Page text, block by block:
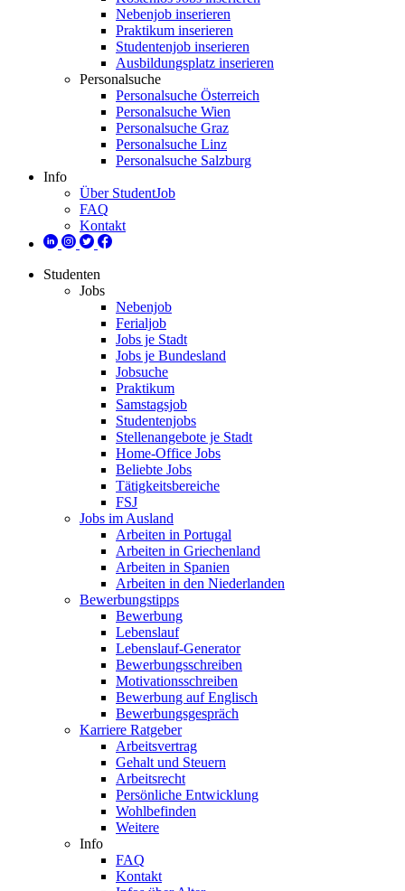
Nebenjob inserieren
Praktikum inserieren
Studentenjob inserieren
Ausbildungsplatz inserieren
Personalsuche
Personalsuche Österreich
Personalsuche Wien
Personalsuche Graz
Personalsuche Linz
Personalsuche Salzburg
Info
Über StudentJob
FAQ
Kontakt
Studenten
Jobs
Nebenjob
Ferialjob
Jobs je Stadt
Jobs je Bundesland
Jobsuche
Praktikum
Samstagsjob
Studentenjobs
Stellenangebote je Stadt
Home-Office Jobs
Beliebte Jobs
Tätigkeitsbereiche
FSJ
Jobs im Ausland
Arbeiten in Portugal
Arbeiten in Griechenland
Arbeiten in Spanien
Arbeiten in den Niederlanden
Bewerbungstipps
Bewerbung
Lebenslauf
Lebenslauf-Generator
Bewerbungsschreiben
Motivationsschreiben
Bewerbung auf Englisch
Bewerbungsgespräch
Karriere Ratgeber
Arbeitsvertrag
Gehalt und Steuern
Arbeitsrecht
Persönliche Entwicklung
Wohlbefinden
Weitere
Info
FAQ
Kontakt